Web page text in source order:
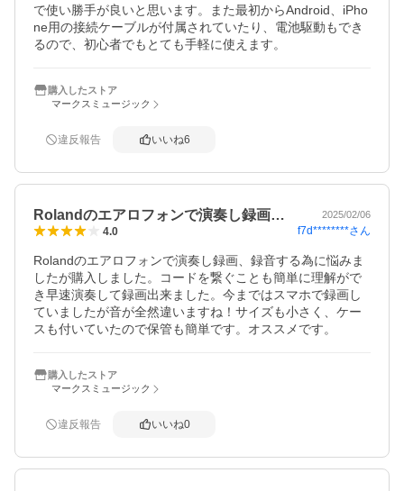
で使い勝手が良いと思います。また最初からAndroid、iPho
ne用の接続ケーブルが付属されていたり、電池駆動もでき
るので、初心者でもとても手軽に使えます。
購入したストア
マークスミュージック
違反報告 いいね6
Rolandのエアロフォンで演奏し録画… 2025/02/06
4.0 f7d********さん
Rolandのエアロフォンで演奏し録画、録音する為に悩みま
したが購入しました。コードを繋ぐことも簡単に理解がで
き早速演奏して録画出来ました。今まではスマホで録画し
ていましたが音が全然違いますね！サイズも小さく、ケー
スも付いていたので保管も簡単です。オススメです。
購入したストア
マークスミュージック
違反報告 いいね0